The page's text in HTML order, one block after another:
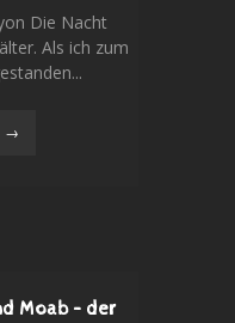
Die Nacht
Als ich zum
→
Moab – der